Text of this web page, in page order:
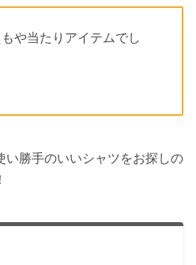
や当たりアイテムでし
い勝手のいいシャツをお探しの